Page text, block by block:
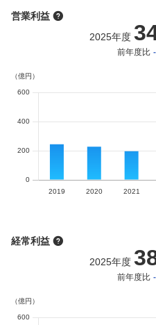
営業利益
2025年度
前年度比
経常利益
2025年度
前年度比